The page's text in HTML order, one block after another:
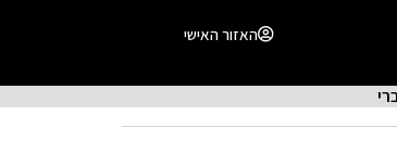
האזור האישי